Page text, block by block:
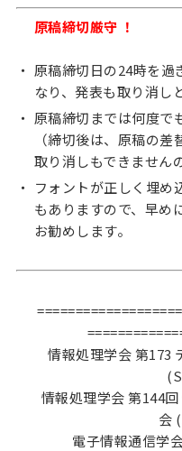
原稿締切厳守 ！
原稿締切日の24時を過
なり、発表も取り消し
原稿締切までは何度で
（締切後は、原稿の
取り消しもできません
フォントが正しく埋め
もありますので、早め
お勧めします。
情報処理学会 第173
情報処理学会 第144
会
電子情報通信学